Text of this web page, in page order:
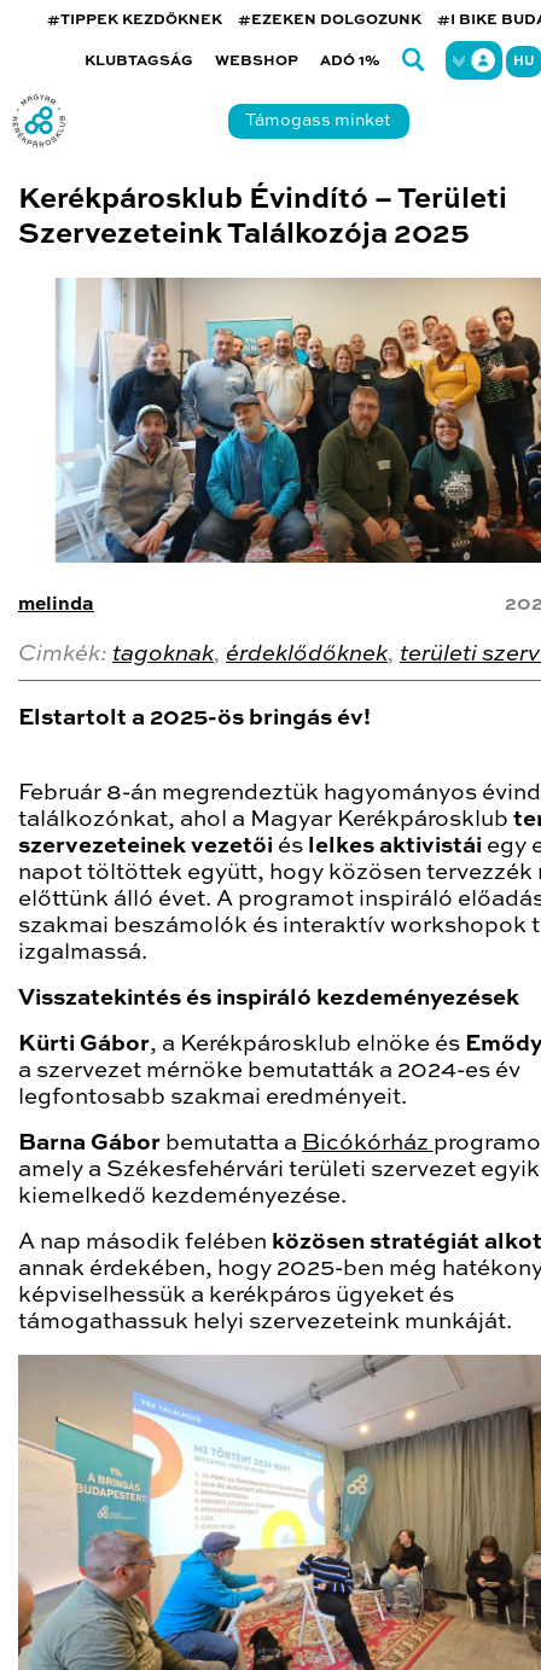
#TIPPEK KEZDŐKNEK #EZEKEN DOLGOZUNK #I BIKE
KLUBTAGSÁG WEBSHOP ADÓ 1% HU
Támogass minket
Kerékpárosklub Évindító – Területi
Szervezeteink Találkozója 2025
melinda
Cimkék: tagoknak, érdeklődőknek, területi
Elstartolt a 2025-ös bringás év!
Február 8-án megrendeztük hagyományos
találkozónkat, ahol a Magyar Kerékpárosklub
szervezeteinek vezetői és lelkes aktivistái egy
napot töltöttek együtt, hogy közösen tervezzék
előttünk álló évet. A programot inspiráló
szakmai beszámolók és interaktív workshopok
izgalmassá.
Visszatekintés és inspiráló kezdeményezések
Kürti Gábor, a Kerékpárosklub elnöke és
a szervezet mérnöke bemutatták a 2024-es év
legfontosabb szakmai eredményeit.
Barna Gábor bemutatta a Bicókórház
amely a Székesfehérvári területi szervezet egyik
kiemelkedő kezdeményezése.
A nap második felében közösen stratégiát
annak érdekében, hogy 2025-ben még
képviselhessük a kerékpáros ügyeket és
támogathassuk helyi szervezeteink munkáját.